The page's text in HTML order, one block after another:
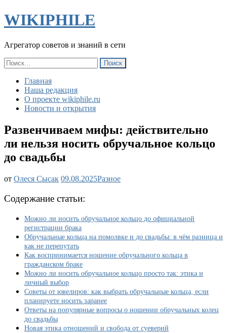
WIKIPHILE
Агрегатор советов и знаний в сети
Найти:
Главная
Наша редакция
О проекте wikiphile.ru
Новости и открытия
Развенчиваем мифы: действительно
ли нельзя носить обручальное кольцо
до свадьбы
от Олеся Сысак 09.08.2025Развенчиваем
носить
кольцо
свадьбы
Разное
Содержание статьи:
Можно ли носить обручальное кольцо до официальной
регистрации брака
Обручальные кольца на помолвке и до свадьбы: в чём разница и
как не перепутать
Как воспринимается ношение обручального кольца в
гражданском браке
Можно ли носить обручальное кольцо просто так: этика и
личный выбор
Советы от ювелиров: как выбрать обручальные кольца, если
планируете носить заранее
Ответы на популярные вопросы о ношении обручальных колец
до свадьбы
Новая этика отношений и свобода от суеверий